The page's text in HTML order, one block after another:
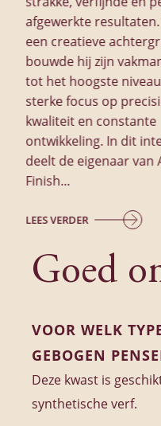
afgewerkte
een creatieve
bouwde hij zijn
tot het hoogste
sterke focus op
kwaliteit en constante
ontwikkeling. In dit
deelt de eigenaar van
Finish...
LEES VERDER
Goed
VOOR WELK
GEBOGEN
Deze kwast is
synthetische verf.